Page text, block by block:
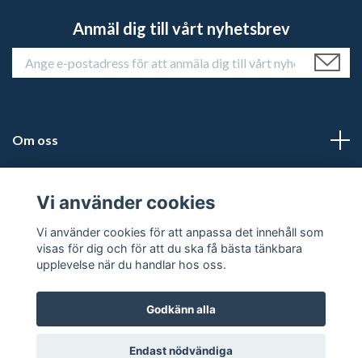
Anmäl dig till vårt nyhetsbrev
Om oss
Läs mer
© 2026 Historiehemmet Powered by Quickbutik
Vi använder cookies
Vi använder cookies för att anpassa det innehåll som
visas för dig och för att du ska få bästa tänkbara
upplevelse när du handlar hos oss.
Godkänn alla
Endast nödvändiga